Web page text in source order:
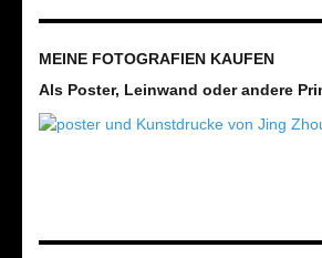
MEINE FOTOGRAFIEN KAUFEN
Als Poster, Leinwand oder andere